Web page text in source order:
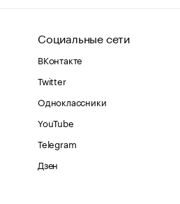
Социальные сети
ВКонтакте
Twitter
Одноклассники
YouTube
Telegram
Дзен